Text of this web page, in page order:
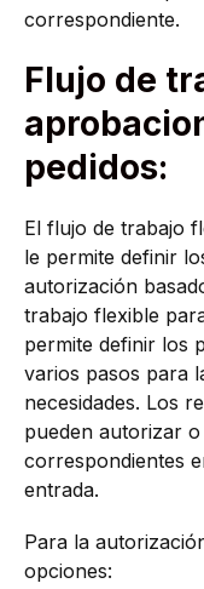
correspondiente.
Flujo de
pedidos:
El flujo de trabajo
le permite definir
autorización
trabajo flexible
permite definir los
varios pasos para
necesidades. Los
pueden autorizar
correspondientes
entrada.
Para la
opciones: